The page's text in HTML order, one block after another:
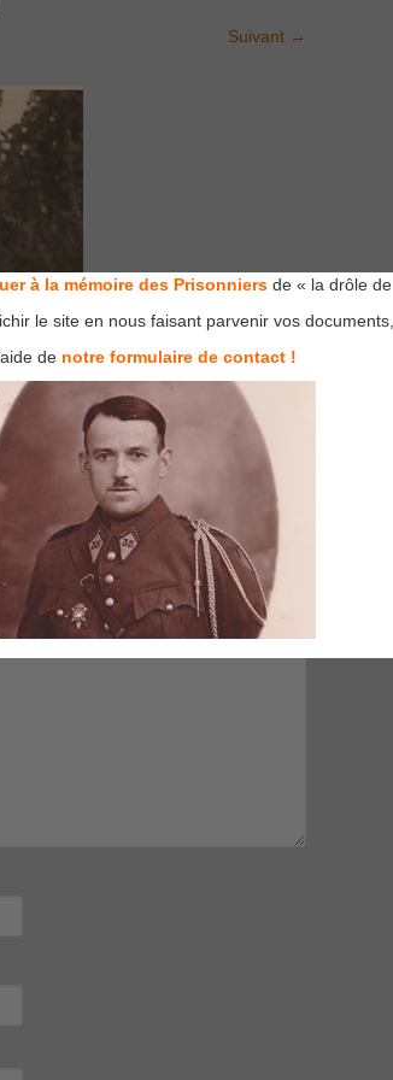
Suivant →
indiqués avec
*
à la mémoire des Prisonniers de « la drôle de
le site en nous faisant parvenir vos documents,
de notre formulaire de contact !